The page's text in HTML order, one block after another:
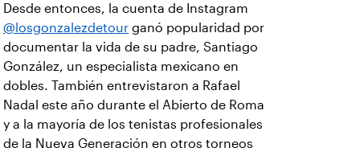
Desde entonces, la cuenta de Instagram
@losgonzalezdetour ganó popularidad por
documentar la vida de su padre, Santiago
González, un especialista mexicano en
dobles. También entrevistaron a Rafael
Nadal este año durante el Abierto de Roma
y a la mayoría de los tenistas profesionales
de la Nueva Generación en otros torneos